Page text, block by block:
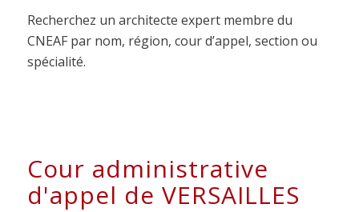
Recherchez un architecte expert membre du
CNEAF par nom, région, cour d’appel, section ou
spécialité.
Cour administrative
d'appel de VERSAILLES